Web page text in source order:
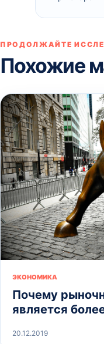
ПРОДОЛЖАЙТЕ
Похожие
ЭКОНОМИКА
Почему
является
20.12.2019